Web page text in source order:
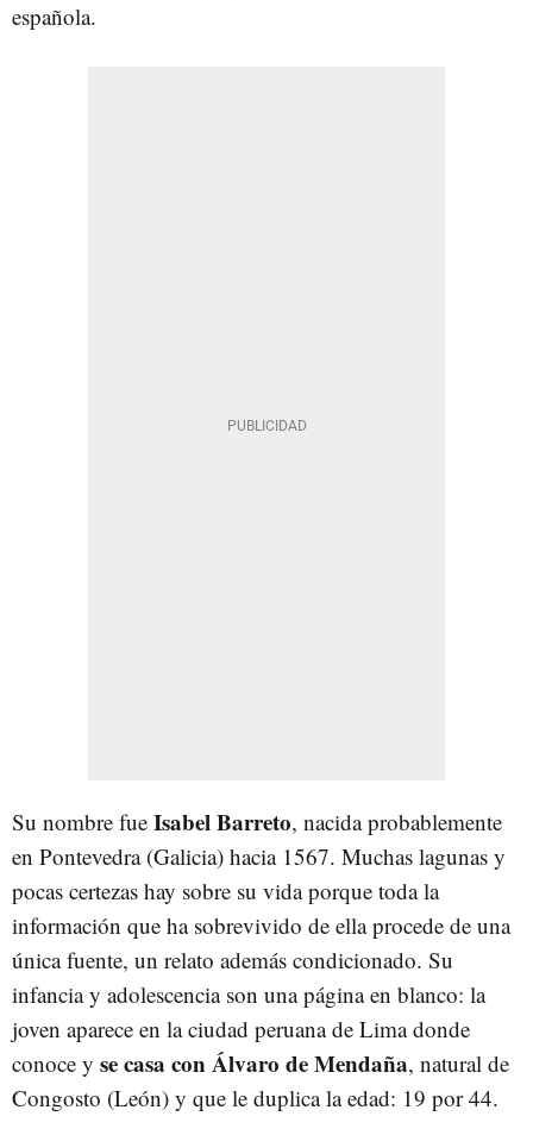
española.
Su nombre fue Isabel Barreto, nacida probablemente
en Pontevedra (Galicia) hacia 1567. Muchas lagunas y
pocas certezas hay sobre su vida porque toda la
información que ha sobrevivido de ella procede de una
única fuente, un relato además condicionado. Su
infancia y adolescencia son una página en blanco: la
joven aparece en la ciudad peruana de Lima donde
conoce y se casa con Álvaro de Mendaña, natural de
Congosto (León) y que le duplica la edad: 19 por 44.